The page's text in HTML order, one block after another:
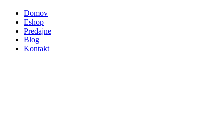
Domov
Eshop
Predajne
Blog
Kontakt